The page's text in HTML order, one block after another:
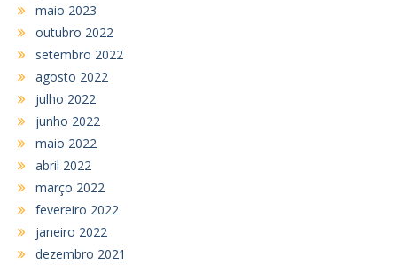
maio 2023
outubro 2022
setembro 2022
agosto 2022
julho 2022
junho 2022
maio 2022
abril 2022
março 2022
fevereiro 2022
janeiro 2022
dezembro 2021